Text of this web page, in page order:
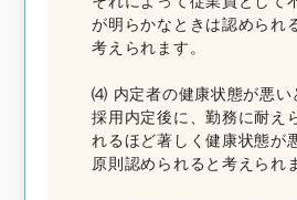
が明らかなときは認められ
考えられます。
⑷ 内定者の健康状態が悪い
採用内定後に、勤務に耐え
れるほど著しく健康状態が
原則認められると考えられ